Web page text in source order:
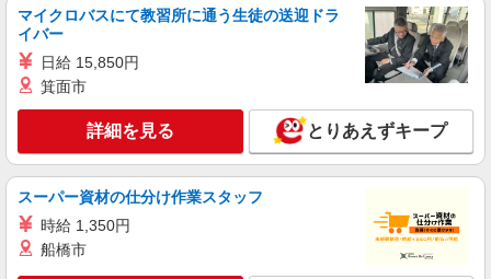
マイクロバスにて教習所に通う生徒の送迎ドラ
イバー
日給 15,850円
箕面市
詳細を見る とりあえずキープ
スーパー資材の仕分け作業スタッフ
時給 1,350円
船橋市